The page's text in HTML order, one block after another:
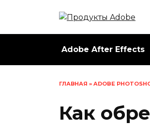
Adobe After Effects
ГЛАВНАЯ » ADOBE
Как